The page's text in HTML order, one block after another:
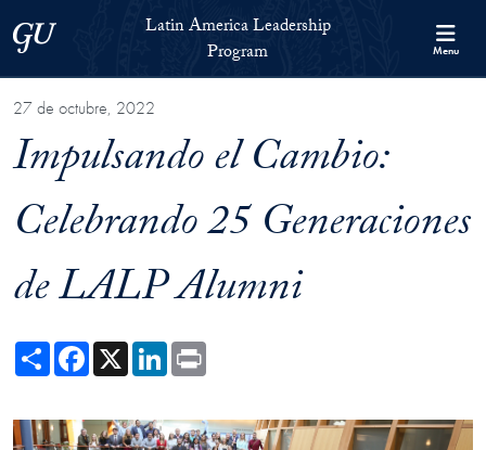
Skip to Latin America Leadership Program Full Site Menu
Georgetown UniversityLatin America Leadership
Program
Menu
27 de octubre, 2022
Impulsando el Cambio:
Celebrando 25 Generaciones
de LALP Alumni
ShareFacebook
X LinkedIn